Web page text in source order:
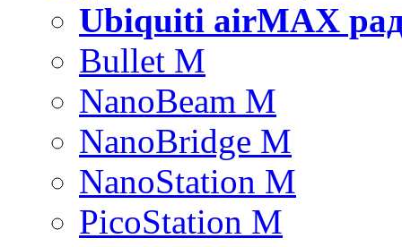
Ubiquiti airMAX
Bullet M
NanoBeam M
NanoBridge M
NanoStation M
PicoStation M